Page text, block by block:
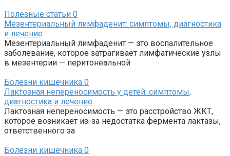
Полезные статьи 0
Мезентериальный лимфаденит: симптомы, диагностика
и лечение
Мезентериальный лимфаденит — это воспалительное
заболевание, которое затрагивает лимфатические узлы
в мезентерии — перитонеальной
Болезни кишечника 0
Лактозная непереносимость у детей: симптомы,
диагностика и лечение
Лактозная непереносимость — это расстройство ЖКТ,
которое возникает из-за недостатка фермента лактазы,
ответственного за
Болезни кишечника 0